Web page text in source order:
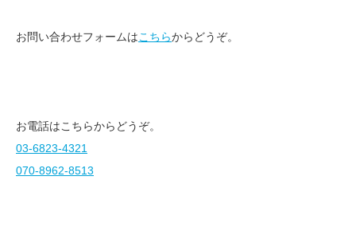
お問い合わせフォームはこちらからどうぞ。
お電話はこちらからどうぞ。
03-6823-4321
070-8962-8513